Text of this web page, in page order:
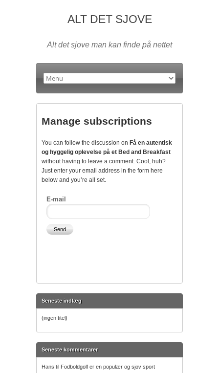
ALT DET SJOVE
Alt det sjove man kan finde på nettet
Manage subscriptions
You can follow the discussion on Få en autentisk
og hyggelig oplevelse på et Bed and Breakfast
without having to leave a comment. Cool, huh?
Just enter your email address in the form here
below and you’re all set.
E-mail
Seneste indlæg
(ingen titel)
Seneste kommentarer
Hans til Fodboldgolf er en populær og sjov sport